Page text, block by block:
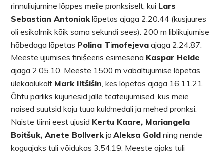
rinnuliujumine lõppes meile pronksiselt, kui Lars
Sebastian Antoniaklõpetas ajaga 2.20.44 (kusjuures
oli esikolmik kõik sama sekundi sees). 200 m liblikujumise
hõbedaga lõpetas Polina Timofejeva ajaga 2.24.87.
Meeste ujumises finišeeris esimesena Kaspar Helde
ajaga 2.05.10. Meeste 1500 m vabaltujumise lõpetas
ülekaalukalt Mark Iltšišin, kes lõpetas ajaga 16.11.21.
Õhtu pärliks kujunesid jälle teateujumised, kus meie
naised suutsid koju tuua kuldmedali ja mehed pronksi.
Naiste tiimi eest ujusid Kertu Kaare, Mariangela
Boitšuk, Anete BollverkjaAleksa Gold ning nende
koguajaks tuli võidukas 3.54.19. Meeste ajaks tuli